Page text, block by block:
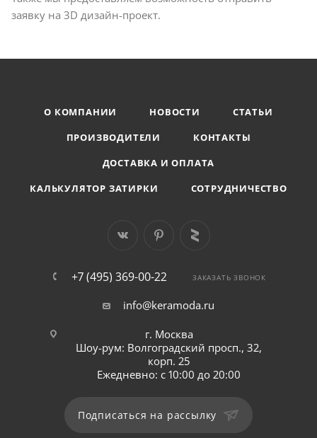
заявку на 3D дизайн-проект.
О КОМПАНИИ НОВОСТИ
СТАТЬИ
ПРОИЗВОДИТЕЛИ
КОНТАКТЫ
ДОСТАВКА И ОПЛАТА
КАЛЬКУЛЯТОР ЗАТИРКИ
СОТРУДНИЧЕСТВО
+7 (495) 369-00-22 ЗАКАЗАТЬ ЗВОНОК
info@keramoda.ru
г. Москва
Шоу-рум: Волгоградский просп., 32,
корп. 25
Ежедневно: с 10:00 до 20:00
Подписаться на рассылку